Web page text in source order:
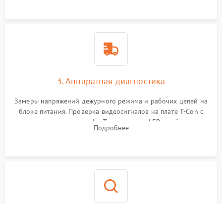
3. Аппаратная диагностика
Замеры напряжений дежурного режима и рабочих цепей на
блоке питания. Проверка видеосигналов на плате T-Con с
помощью осциллографа. Тестирование LED-драйвера и
светодиодных планок подсветки мультиметром.
Подробнее